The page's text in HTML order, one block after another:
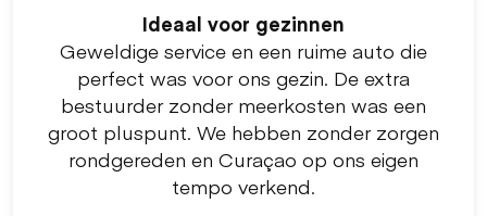
Ideaal voor gezinnen
Geweldige service en een ruime auto die
perfect was voor ons gezin. De extra
bestuurder zonder meerkosten was een
groot pluspunt. We hebben zonder zorgen
rondgereden en Curaçao op ons eigen
tempo verkend.